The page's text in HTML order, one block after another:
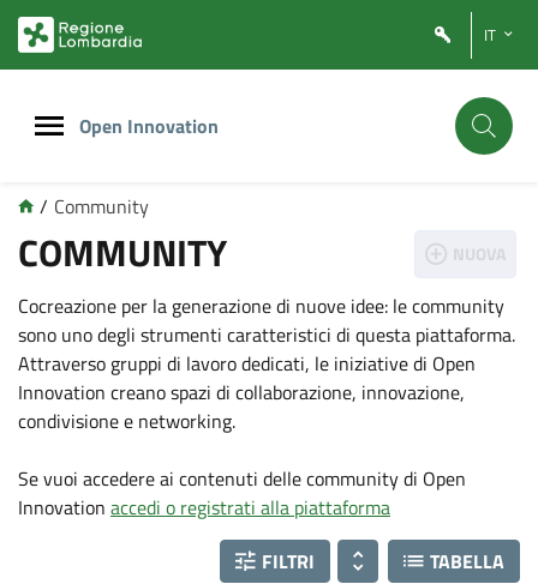
contenuto
footer
IT
Open Innovation
/ Community
COMMUNITY NUOVA
Cocreazione per la generazione di nuove idee: le community
sono uno degli strumenti caratteristici di questa piattaforma.
Attraverso gruppi di lavoro dedicati, le iniziative di Open
Innovation creano spazi di collaborazione, innovazione,
condivisione e networking.
Se vuoi accedere ai contenuti delle community di Open
Innovation accedi o registrati alla piattaforma
FILTRI
TABELLA